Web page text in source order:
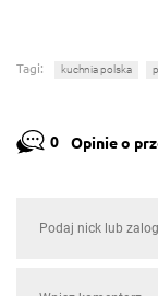
Tagi: kuchnia polska
0 Opinie o